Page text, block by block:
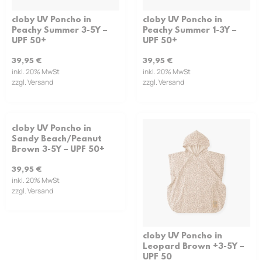
cloby UV Poncho in
Peachy Summer 3-5Y –
UPF 50+
39,95 €
inkl. 20% MwSt
zzgl. Versand
cloby UV Poncho in
Peachy Summer 1-3Y –
UPF 50+
39,95 €
inkl. 20% MwSt
zzgl. Versand
cloby UV Poncho in
Sandy Beach/Peanut
Brown 3-5Y – UPF 50+
39,95 €
inkl. 20% MwSt
zzgl. Versand
cloby UV Poncho in
Leopard Brown +3-5Y –
UPF 50